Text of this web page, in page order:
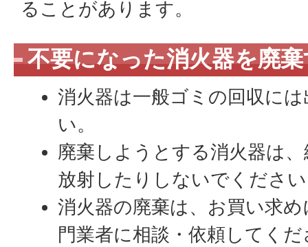
ることがあります。
不要になった消火器を廃
消火器は一般ゴミの回収に
い。
廃棄しようとする消火器は
放射したりしないでくださ
消火器の廃棄は、お買い求
門業者に相談・依頼してく